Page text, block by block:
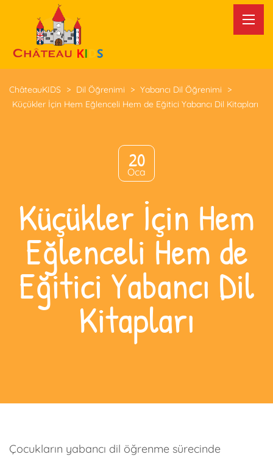
ChâteauKIDS > Dil Öğrenimi > Yabancı Dil Öğrenimi
>
Küçükler İçin Hem Eğlenceli Hem de Eğitici Yabancı Dil Kitapları
20
Oca
Küçükler İçin Hem
Eğlenceli Hem de
Eğitici Yabancı Dil
Kitapları
Çocukların yabancı dil öğrenme sürecinde